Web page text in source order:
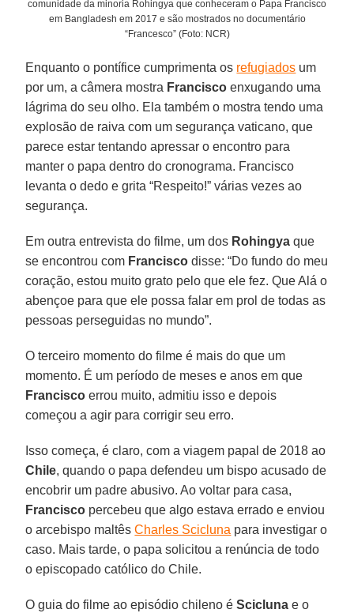
comunidade da minoria Rohingya que conheceram o Papa Francisco
em Bangladesh em 2017 e são mostrados no documentário
“Francesco” (Foto: NCR)
Enquanto o pontífice cumprimenta os refugiados um
por um, a câmera mostra Francisco enxugando uma
lágrima do seu olho. Ela também o mostra tendo uma
explosão de raiva com um segurança vaticano, que
parece estar tentando apressar o encontro para
manter o papa dentro do cronograma. Francisco
levanta o dedo e grita “Respeito!” várias vezes ao
segurança.
Em outra entrevista do filme, um dos Rohingya que
se encontrou com Francisco disse: “Do fundo do meu
coração, estou muito grato pelo que ele fez. Que Alá o
abençoe para que ele possa falar em prol de todas as
pessoas perseguidas no mundo”.
O terceiro momento do filme é mais do que um
momento. É um período de meses e anos em que
Francisco errou muito, admitiu isso e depois
começou a agir para corrigir seu erro.
Isso começa, é claro, com a viagem papal de 2018 ao
Chile, quando o papa defendeu um bispo acusado de
encobrir um padre abusivo. Ao voltar para casa,
Francisco percebeu que algo estava errado e enviou
o arcebispo maltêsCharles Scicluna para investigar o
caso. Mais tarde, o papa solicitou a renúncia de todo
o episcopado católico do Chile.
O guia do filme ao episódio chileno éScicluna e o